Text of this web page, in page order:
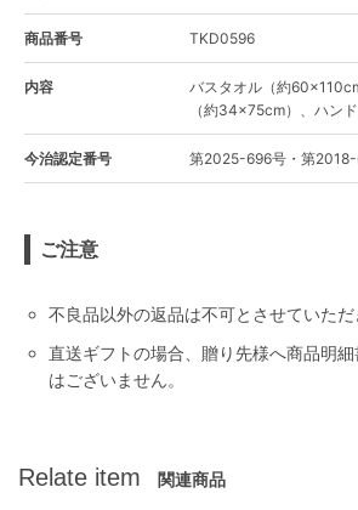
商品番号 TKD0596
内容
バスタオル（約
（約34×75cm）、ハン
今治認定番号 第2025-696号・第
ご注意
不良品以外の返品は不可とさせていただ
直送ギフトの場合、贈り先様へ商品明
はございません。
Relate item 関連商品